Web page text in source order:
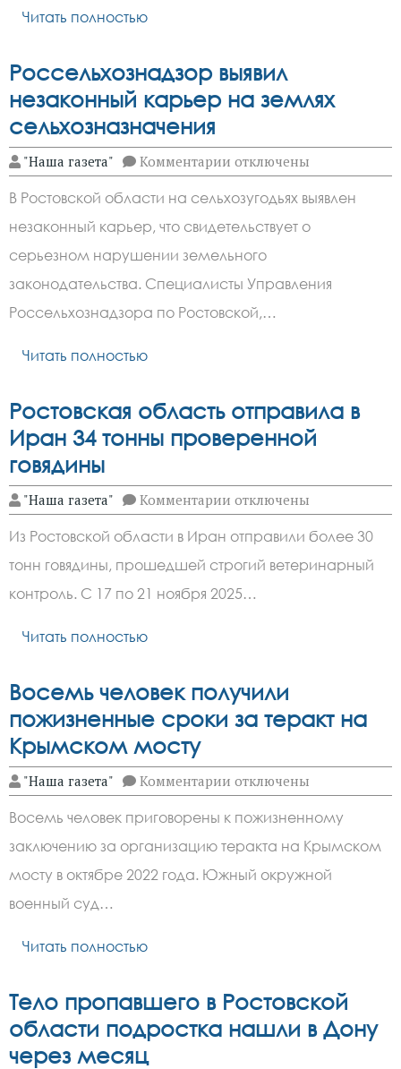
Читать полностью
Россельхознадзор выявил
незаконный карьер на землях
сельхозназначения
"Наша газета" Комментарии к
записи
выявил
незаконный
карьер
на
землях
сельхозназначения
отключены
В Ростовской области на сельхозугодьях выявлен
незаконный карьер, что свидетельствует о
серьезном нарушении земельного
законодательства. Специалисты Управления
Россельхознадзора по Ростовской,…
Читать полностью
Ростовская область отправила в
Иран 34 тонны проверенной
говядины
"Наша газета" Комментарии к
записи
область
отправила
в
Иран
34
отключены
Из Ростовской области в Иран отправили более 30
тонн говядины, прошедшей строгий ветеринарный
контроль. С 17 по 21 ноября 2025…
Читать полностью
Восемь человек получили
пожизненные сроки за теракт на
Крымском мосту
"Наша газета" Комментарии к
записи
человек
получили
пожизненные
сроки
за
отключены
Восемь человек приговорены к пожизненному
заключению за организацию теракта на Крымском
мосту в октябре 2022 года. Южный окружной
военный суд…
Читать полностью
Тело пропавшего в Ростовской
области подростка нашли в Дону
через месяц